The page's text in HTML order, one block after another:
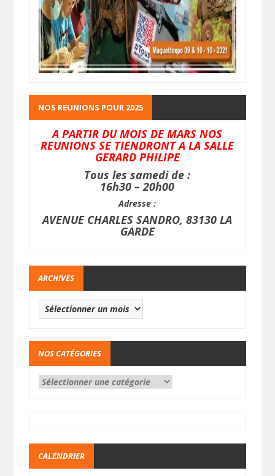
NOS REUNIONS POUR 2025
A PARTIR DU MOIS DE MARS NOS
REUNIONS SE TIENDRONT A LA SALLE
GERARD PHILIPE
Tous les samedi de :
16h30 – 20h00
Adresse :
AVENUE CHARLES SANDRO, 83130 LA
GARDE
ARCHIVES
NOS CATÉGORIES
CALENDRIER